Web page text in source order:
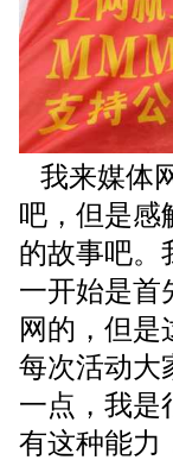
我来媒体
吧，但是感
的故事吧。
一开始是首
网的，但是
每次活动大
一点，我是
有这种能力